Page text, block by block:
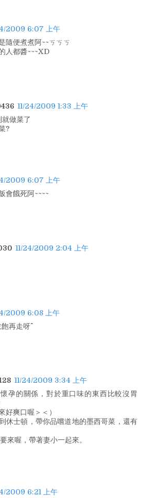
2009 6:07 上午
隨便煮煮阿~~ㄎㄎㄎ
人都醬~~~XD
11/24/2009 1:33 上午
做菜了
?
2009 6:07 上午
會餓死阿~~~~
11/24/2009 2:04 上午
2009 6:08 上午
再走呀^^
11/24/2009 3:34 上午
孕的關係，對於重口味的東西比較沒胃
好爽口喔＞＜）
休士頓，帶你品嚐道地的墨西哥菜，還有
來喔，帶著妻小一起來。
2009 6:21 上午